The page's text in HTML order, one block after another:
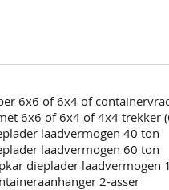
6x6 of 6x4 of
6x6 of 6x4 of 4x4 trekker
laadvermogen 40 ton
laadvermogen 60 ton
dieplader laadvermogen
2-asser